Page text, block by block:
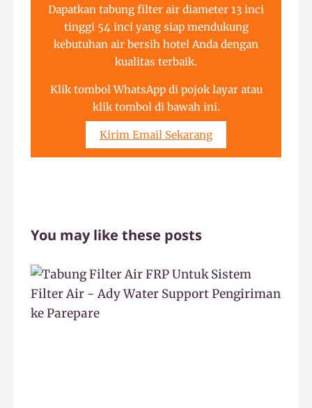
Dapatkan tabung filter air diameter 13 inci
tinggi 54 inci yang siap mendukung
kebutuhan air bersih hotel Anda dengan
kualitas terbaik.
Klik tombol WhatsApp di pojok layar atau
klik tombol di bawah ini.
Kirim Email Sekarang
You may like these posts